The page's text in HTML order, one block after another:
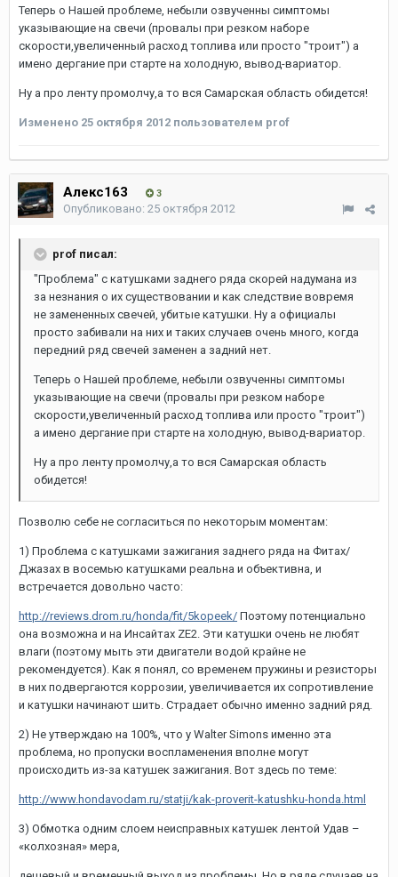
Теперь о Нашей проблеме, небыли озвученны симптомы
указывающие на свечи (провалы при резком наборе
скорости,увеличенный расход топлива или просто "троит") а
имено дергание при старте на холодную, вывод-вариатор.
Ну а про ленту промолчу,а то вся Самарская область обидется!
Изменено 25 октября 2012 пользователем prof
Алекс163 3
Опубликовано: 25 октября 2012
prof писал:
"Проблема" с катушками заднего ряда скорей надумана из
за незнания о их существовании и как следствие вовремя
не замененных свечей, убитые катушки. Ну а официалы
просто забивали на них и таких случаев очень много, когда
передний ряд свечей заменен а задний нет.
Теперь о Нашей проблеме, небыли озвученны симптомы
указывающие на свечи (провалы при резком наборе
скорости,увеличенный расход топлива или просто "троит")
а имено дергание при старте на холодную, вывод-вариатор.
Ну а про ленту промолчу,а то вся Самарская область
обидется!
Позволю себе не согласиться по некоторым моментам:
1) Проблема с катушками зажигания заднего ряда на Фитах/
Джазах в восемью катушками реальна и объективна, и
встречается довольно часто:
http://reviews.drom.ru/honda/fit/5kopeek/ Поэтому потенциально
она возможна и на Инсайтах ZE2. Эти катушки очень не любят
влаги (поэтому мыть эти двигатели водой крайне не
рекомендуется). Как я понял, со временем пружины и резисторы
в них подвергаются коррозии, увеличивается их сопротивление
и катушки начинают шить. Страдает обычно именно задний ряд.
2) Не утверждаю на 100%, что у Walter Simons именно эта
проблема, но пропуски воспламенения вполне могут
происходить из-за катушек зажигания. Вот здесь по теме:
http://www.hondavodam.ru/statji/kak-proverit-katushku-honda.html
3) Обмотка одним слоем неисправных катушек лентой Удав –
«колхозная» мера,